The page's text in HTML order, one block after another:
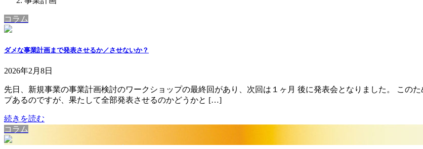
コラム
ダメな事業計画まで発表させるか／させないか？
2026年2月8日
先日、新規事業の事業計画検討のワークショップの最終回があり、次回は１ヶ月 後に発表会となりました。 この
プあるのですが、果たして全部発表させるのかどうかと […]
続きを読む
コラム